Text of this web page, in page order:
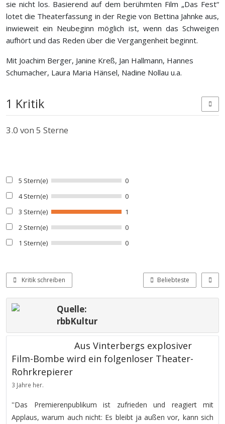
sie nicht los. Basierend auf dem berühmten Film „Das Fest“
lotet die Theaterfassung in der Regie von Bettina Jahnke aus,
inwieweit ein Neubeginn möglich ist, wenn das Schweigen
aufhört und das Reden über die Vergangenheit beginnt.
Mit Joachim Berger, Janine Kreß, Jan Hallmann, Hannes
Schumacher, Laura Maria Hänsel, Nadine Nollau u.a.
1 Kritik
3.0 von 5 Sterne
5 Stern(e)
0
4 Stern(e)
0
3 Stern(e)
1
2 Stern(e)
0
1 Stern(e)
0
Kritik schreiben Beliebteste
Quelle:
rbbKultur
Aus Vinterbergs explosiver
Film-Bombe wird ein folgenloser Theater-
Rohrkrepierer
3 Jahre her.
''Das Premierenpublikum ist zufrieden und reagiert mit
Applaus, warum auch nicht: Es bleibt ja außen vor, kann sich